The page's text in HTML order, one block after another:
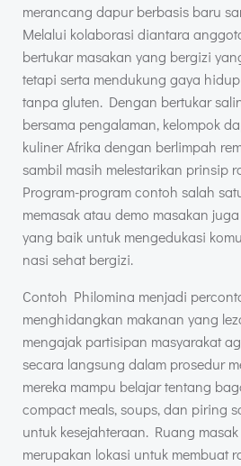
merancang dapur berbasis baru
Melalui kolaborasi diantara
bertukar masakan yang bergizi
tetapi serta mendukung gaya
tanpa gluten. Dengan bertukar
bersama pengalaman, kelompok
kuliner Afrika dengan berlimpah
sambil masih melestarikan prinsip
Program-program contoh salah
memasak atau demo masakan
yang baik untuk mengedukasi
nasi sehat bergizi.
Contoh Philomina menjadi
menghidangkan makanan yang
mengajak partisipan masyarakat
secara langsung dalam prosedur
mereka mampu belajar tentang
compact meals, soups, dan piring
untuk kesejahteraan. Ruang
merupakan lokasi untuk membuat